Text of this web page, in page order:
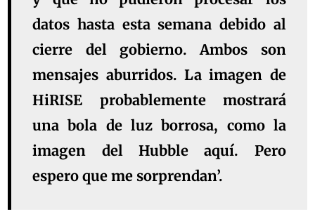
datos hasta esta semana debido al
cierre del gobierno. Ambos son
mensajes aburridos. La imagen de
HiRISE probablemente mostrará
una bola de luz borrosa, como la
imagen del Hubble aquí. Pero
espero que me sorprendan’.